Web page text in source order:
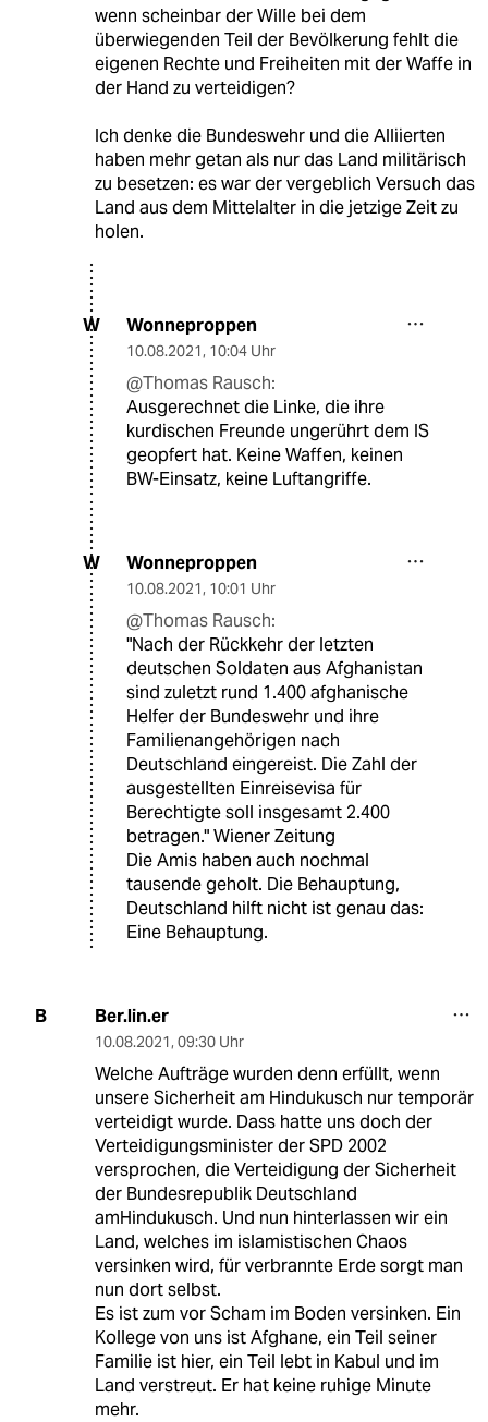
wenn scheinbar der Wille bei dem
überwiegenden Teil der Bevölkerung fehlt die
eigenen Rechte und Freiheiten mit der Waffe in
der Hand zu verteidigen?
Ich denke die Bundeswehr und die Alliierten
haben mehr getan als nur das Land militärisch
zu besetzen: es war der vergeblich Versuch das
Land aus dem Mittelalter in die jetzige Zeit zu
holen.
W Wonneproppen
10.08.2021, 10:04 Uhr
@Thomas Rausch:
Ausgerechnet die Linke, die ihre
kurdischen Freunde ungerührt dem IS
geopfert hat. Keine Waffen, keinen
BW-Einsatz, keine Luftangriffe.
W Wonneproppen
10.08.2021, 10:01 Uhr
@Thomas Rausch:
"Nach der Rückkehr der letzten
deutschen Soldaten aus Afghanistan
sind zuletzt rund 1.400 afghanische
Helfer der Bundeswehr und ihre
Familienangehörigen nach
Deutschland eingereist. Die Zahl der
ausgestellten Einreisevisa für
Berechtigte soll insgesamt 2.400
betragen." Wiener Zeitung
Die Amis haben auch nochmal
tausende geholt. Die Behauptung,
Deutschland hilft nicht ist genau das:
Eine Behauptung.
B Ber.lin.er
10.08.2021, 09:30 Uhr
Welche Aufträge wurden denn erfüllt, wenn
unsere Sicherheit am Hindukusch nur temporär
verteidigt wurde. Dass hatte uns doch der
Verteidigungsminister der SPD 2002
versprochen, die Verteidigung der Sicherheit
der Bundesrepublik Deutschland
amHindukusch. Und nun hinterlassen wir ein
Land, welches im islamistischen Chaos
versinken wird, für verbrannte Erde sorgt man
nun dort selbst.
Es ist zum vor Scham im Boden versinken. Ein
Kollege von uns ist Afghane, ein Teil seiner
Familie ist hier, ein Teil lebt in Kabul und im
Land verstreut. Er hat keine ruhige Minute
mehr.